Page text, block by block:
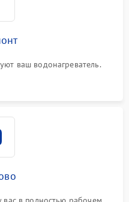
ваш водонагреватель.